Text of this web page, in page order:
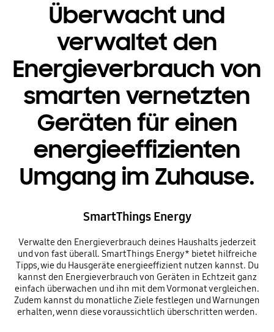
Überwacht und
verwaltet den
Energieverbrauch von
smarten vernetzten
Geräten für einen
energieeffizienten
Umgang im Zuhause.
SmartThings Energy
Verwalte den Energieverbrauch deines Haushalts jederzeit
und von fast überall. SmartThings Energy* bietet hilfreiche
Tipps, wie du Hausgeräte energieeffizient nutzen kannst. Du
kannst den Energieverbrauch von Geräten in Echtzeit ganz
einfach überwachen und ihn mit dem Vormonat vergleichen.
Zudem kannst du monatliche Ziele festlegen und Warnungen
erhalten, wenn diese voraussichtlich überschritten werden.